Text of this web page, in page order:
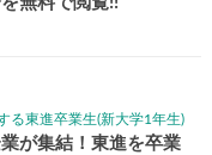
現役合格